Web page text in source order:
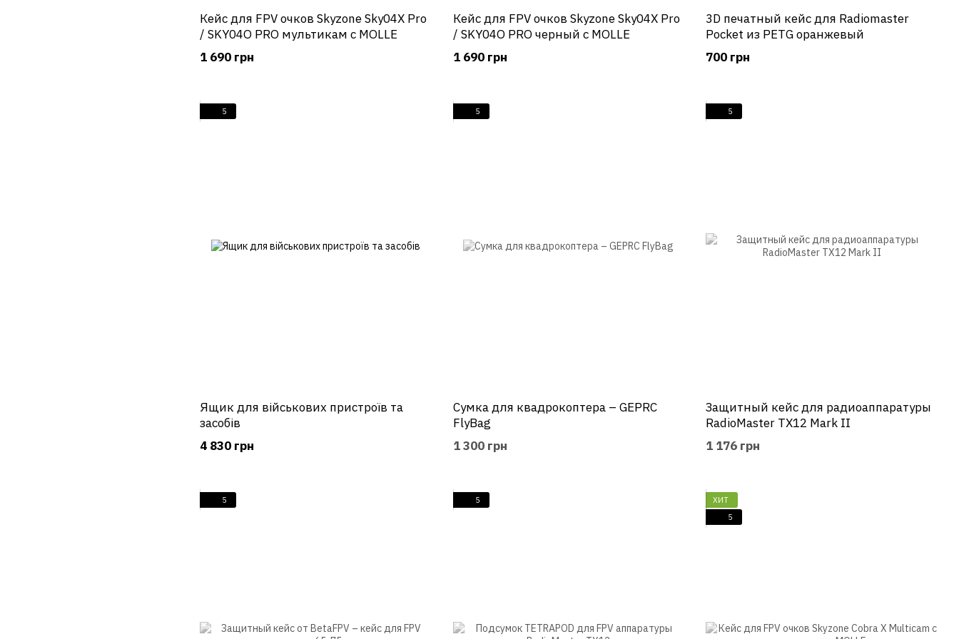
Кейс для FPV очков Skyzone Sky04X Pro
/ SKY04O PRO мультикам с MOLLE
1 690 грн
Кейс для FPV очков Skyzone Sky04X Pro
/ SKY04O PRO черный с MOLLE
1 690 грн
3D печатный кейс для Radiomaster
Pocket из PETG оранжевый
700 грн
5
Ящик для військових пристроїв та
засобів
4 830 грн
5
Сумка для квадрокоптера – GEPRC
FlyBag
1 300 грн
5
Защитный кейс для радиоаппаратуры
RadioMaster TX12 Mark II
1 176 грн
5 5
ХИТ
5